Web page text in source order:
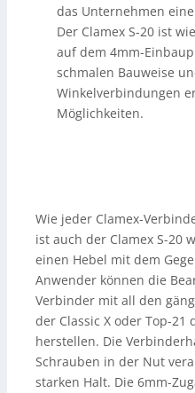
das Unternehmen
Der Clamex S-20 ist
auf dem 4mm-
schmalen Bauweise
Winkelverbindungen
Möglichkeiten.
Wie jeder Clamex-
ist auch der Clamex S-20
einen Hebel mit dem
Anwender können die
Verbinder mit all den
der Classic X oder Top-21
herstellen. Die
Schrauben in der Nut
starken Halt. Die 6mm-